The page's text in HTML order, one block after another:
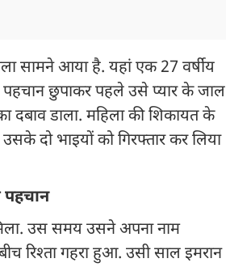
सामने आया है. यहां एक 27 वर्षीय
छुपाकर पहले उसे प्यार के जाल
दबाव डाला. महिला की शिकायत के
दो भाइयों को गिरफ्तार कर लिया
पहचान
उस समय उसने अपना नाम
रिश्ता गहरा हुआ. उसी साल इमरान